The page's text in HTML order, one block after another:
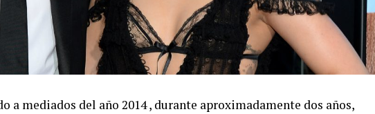
a mediados del año 2014 , durante aproximadamente dos años,